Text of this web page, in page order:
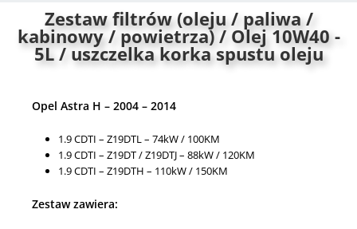
e
Zestaw filtrów (oleju / paliwa /
kabinowy / powietrza) / Olej 10W40 -
5L / uszczelka korka spustu oleju
Opel Astra H – 2004 – 2014
1.9 CDTI – Z19DTL – 74kW / 100KM
1.9 CDTI – Z19DT / Z19DTJ – 88kW / 120KM
1.9 CDTI – Z19DTH – 110kW / 150KM
Zestaw zawiera: